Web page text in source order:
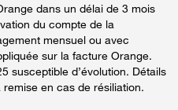
dans un délai de 3 mois
du compte de la
mensuel ou avec
sur la facture Orange.
susceptible d’évolution. Détails
en cas de résiliation.